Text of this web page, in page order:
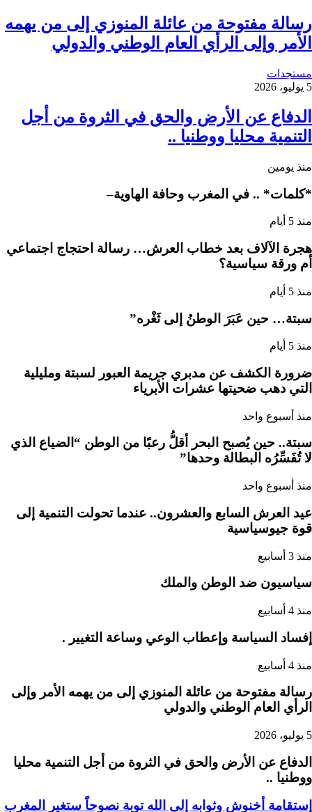
رسالة مفتوحة من عائلة المنوزي إلى من يهمه
الأمر وإلى الرأي العام الوطني والدولي
مستجدات
5 يوليو، 2026
الدفاع عن الأرض والحق في الثروة من أجل
التنمية محليا ووطنيا ..
منذ يومين
*كلمات* .. في المغرب وحافة الهاوية–
منذ 5 أيام
هجرة الآلاف بعد خطاب العرش… رسالة احتجاج اجتماعي
أم ورقة سياسية؟
منذ 5 أيام
سبتة… حين عَبَرَ الوطنُ إلى ثَغْره”
منذ 5 أيام
ضرورة الكشف عن مدبري جريمة العبور لسبتة ومليلية
التي دهب ضحيتها عشرات الأبرياء
منذ أسبوع واحد
سبتة.. حين يُصبح البحر أقلُّ رعبًا من الوطن “الضياع الذي
لا تُفَسِّرُه البطالة وحدها”
منذ أسبوع واحد
عيد العرش السابع والعشرون.. عندما تحولت التنمية إلى
قوة جيوسياسية
منذ 3 أسابيع
سياسيون ضد الوطن والملك
منذ 4 أسابيع
إفساد السياسة وإعطاب الوعي وساعة التغيير .
منذ 4 أسابيع
رسالة مفتوحة من عائلة المنوزي إلى من يهمه الأمر وإلى
الرأي العام الوطني والدولي
5 يوليو، 2026
الدفاع عن الأرض والحق في الثروة من أجل التنمية محليا
ووطنيا ..
إستقامة أخنوش وثوابه إلى الله توبة نصوحاً ستغير المغرب